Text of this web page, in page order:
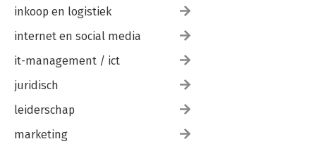
inkoop en logistiek
internet en social media
it-management / ict
juridisch
leiderschap
marketing